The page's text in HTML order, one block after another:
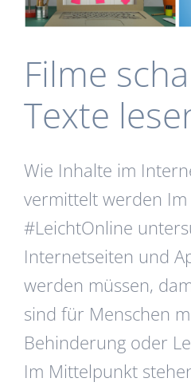
Filme
Texte
Wie Inhalte im
vermittelt werden
#LeichtOnline
Internetseiten und
werden müssen,
sind für Menschen
Behinderung oder
Im Mittelpunkt